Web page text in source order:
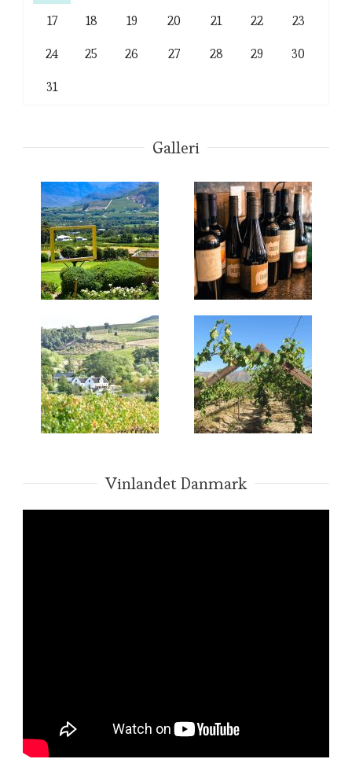
17
18 19 20 21 22
23
24
25 26 27 28 29
30
31
Galleri
Vinlandet Danmark